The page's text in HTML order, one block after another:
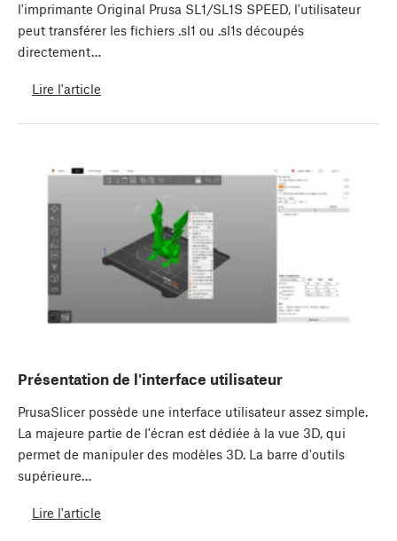
l'imprimante Original Prusa SL1/SL1S SPEED, l'utilisateur
peut transférer les fichiers .sl1 ou .sl1s découpés
directement…
Lire l'article
Présentation de l'interface utilisateur
PrusaSlicer possède une interface utilisateur assez simple.
La majeure partie de l'écran est dédiée à la vue 3D, qui
permet de manipuler des modèles 3D. La barre d'outils
supérieure…
Lire l'article